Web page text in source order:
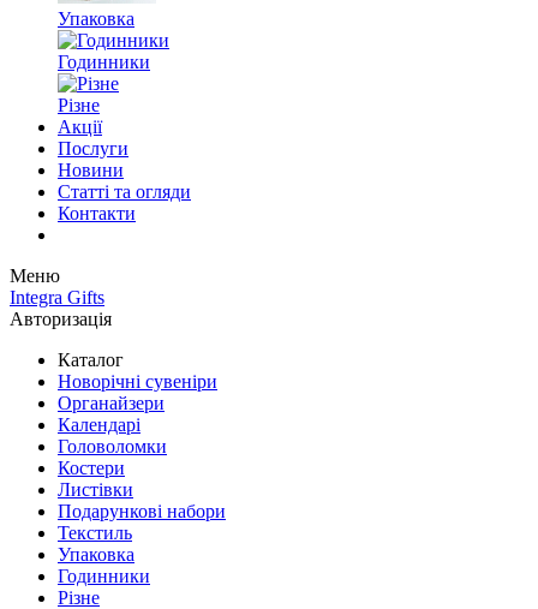
Упаковка
Годинники
Різне
Акції
Послуги
Новини
Статті та огляди
Контакти
Меню
Integra Gifts
Авторизація
Каталог
Новорічні сувеніри
Органайзери
Календарі
Головоломки
Костери
Листівки
Подарункові набори
Текстиль
Упаковка
Годинники
Різне